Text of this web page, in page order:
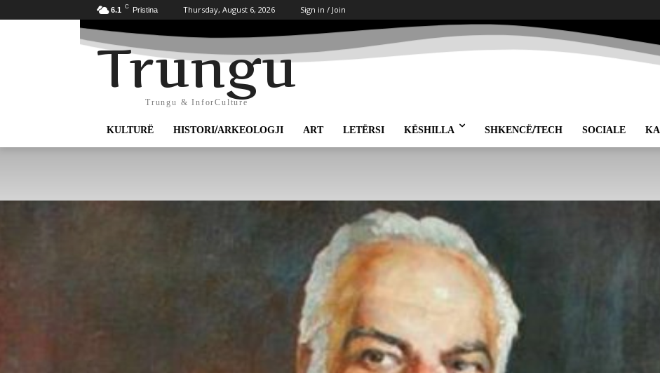
6.1 C Pristina Thursday, August 6, 2026 Sign in / Join
Trungu
Trungu & InforCulture
KULTURË HISTORI/ARKEOLOGJI ART LETËRSI KËSHILLA SHKENCË/TECH SOCIALE